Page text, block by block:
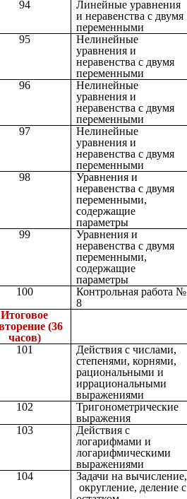
94
Линейные уравнения
и неравенства с двумя
переменными
95
Нелинейные
уравнения и
неравенства с двумя
переменными
96
Нелинейные
уравнения и
неравенства с двумя
переменными
97
Нелинейные
уравнения и
неравенства с двумя
переменными
98
Уравнения и
неравенства с двумя
переменными,
содержащие
параметры
99
Уравнения и
неравенства с двумя
переменными,
содержащие
параметры
100
Контрольная работа №
8
Итоговое
(36
часов)
101
Действия с числами,
степенями, корнями,
рациональными и
иррациональными
выражениями
102
Тригонометрические
выражения
103
Действия с
логарифмами и
логарифмическими
выражениями
104
Задачи на вычисление,
округление, деление с